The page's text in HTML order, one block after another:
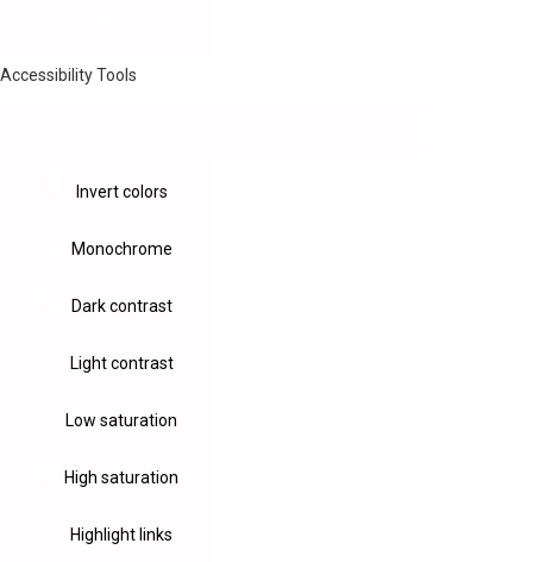
Accessibility Tools
Invert colors
Monochrome
Dark contrast
Light contrast
Low saturation
High saturation
Highlight links